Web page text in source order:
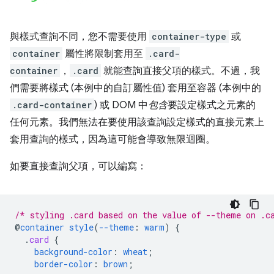
與樣式查詢不同，您不需要使用 container-type 或
container 屬性將限制套用至
.card-
container ， .card 就能查詢直接父項的樣式。不過，我
們需要將樣式 (本例中的自訂屬性值) 套用至容器 (本例中的
.card-container ) 或 DOM 中包含要設定樣式之元素的
任何元素。我們無法在要使用該查詢設定樣式的直接元素上
套用查詢的樣式，因為這可能會導致無限迴圈。
如要直接查詢父項，可以編寫：
/* styling .card based on the value of --theme on
@container style(--theme : warm)
{
.card {
background-color : wheat ;
border-color : brown ;